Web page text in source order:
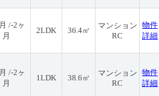
/-2ヶ
月
2LDK 36.4㎡
マンション
RC
物件
詳細
/-2ヶ
月
1LDK 38.6㎡
マンション
RC
物件
詳細